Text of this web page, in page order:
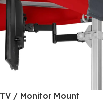
TV / Monitor Mount